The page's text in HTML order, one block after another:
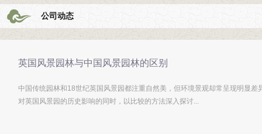
公司动态
英国风景园林与中国风景园林的区别
中国传统园林和18世纪英国风景园都注重自然美，但环境景观却常呈现明显差
对英国风景园的历史影响的同时，以比较的方法深入探讨...